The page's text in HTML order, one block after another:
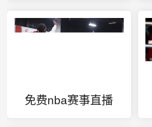
免费nba赛事直播